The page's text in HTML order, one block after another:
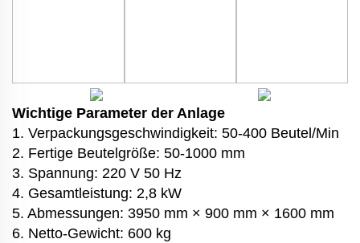
Wichtige Parameter der Anlage
1. Verpackungsgeschwindigkeit: 50-400 Beutel/Min
2. Fertige Beutelgröße: 50-1000 mm
3. Spannung: 220 V 50 Hz
4. Gesamtleistung: 2,8 kW
5. Abmessungen: 3950 mm × 900 mm × 1600 mm
6. Netto-Gewicht: 600 kg